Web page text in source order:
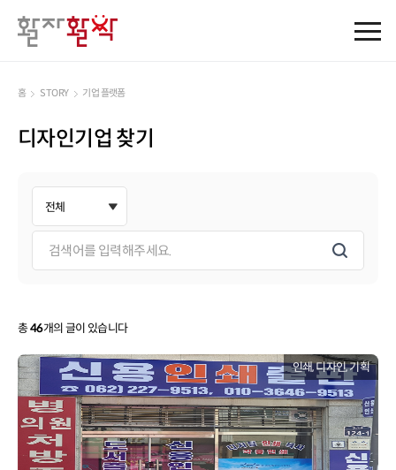
바로가기
주메뉴
홈 STORY 기업 플랫폼
디자인기업 찾기
총46개의 글이 있습니다
인쇄, 디자인, 기획